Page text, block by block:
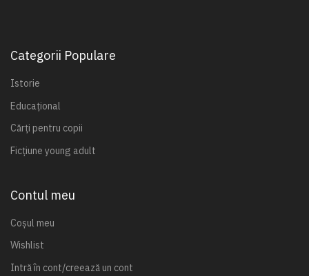
Categorii Populare
Istorie
Educațional
Cărți pentru copii
Ficțiune young adult
Contul meu
Coșul meu
Wishlist
Intră în cont/creează un cont